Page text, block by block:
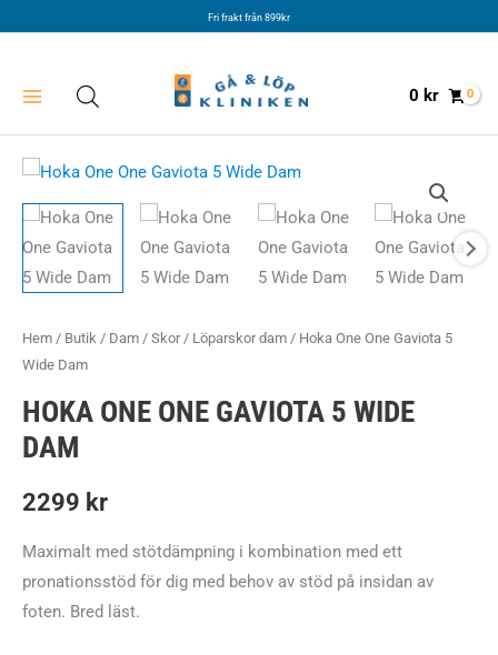
Fri frakt från 899kr
0 kr
Hem / Butik / Dam / Skor/ Löparskor dam / Hoka One One Gaviota 5
Wide Dam
HOKA ONE ONE GAVIOTA 5 WIDE
DAM
2299 kr
Maximalt med stötdämpning i kombination med ett
pronationsstöd för dig med behov av stöd på insidan av
foten. Bred läst.